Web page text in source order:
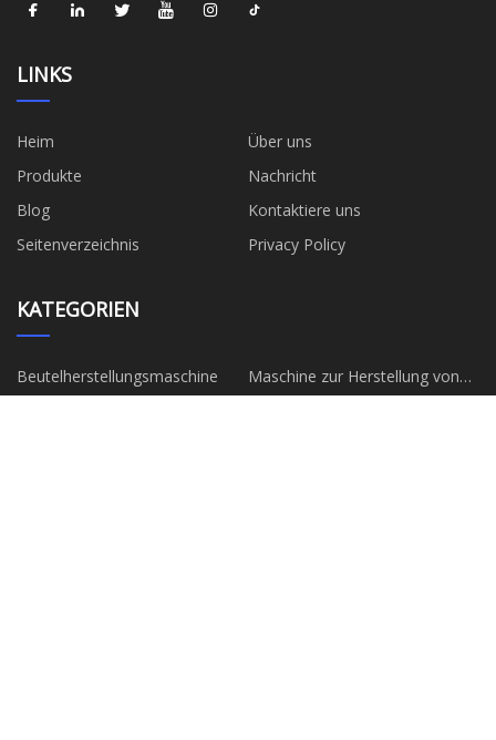
LINKS
Heim
Über uns
Produkte
Nachricht
Blog
Kontaktiere uns
Seitenverzeichnis
Privacy Policy
KATEGORIEN
Beutelherstellungsmaschine
Maschine zur Herstellung von
Papiertüten